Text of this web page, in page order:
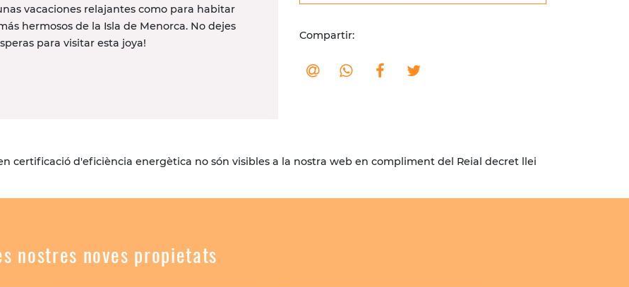
vacaciones relajantes como para habitar
hermosos de la Isla de Menorca. No dejes
para visitar esta joya!
Compartir:
certificació d'eficiència energètica no són visibles a la nostra web en compliment del Reial decret llei
nostres noves propietats